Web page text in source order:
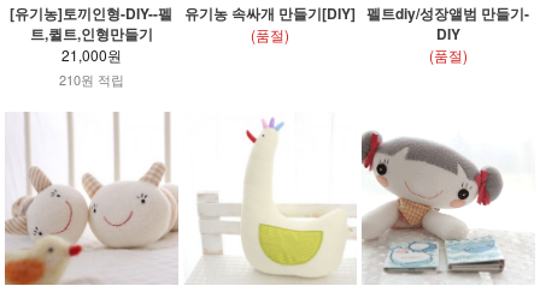
[유기농]토끼인형-DIY--펠
트,퀼트,인형만들기
21,000원
210원 적립
유기농 속싸개 만들기[DIY]
(품절)
펠트diy/성장앨범 만들기-
DIY
(품절)